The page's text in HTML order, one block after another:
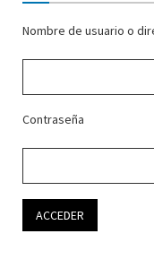
Nombre de usuario o
Contraseña